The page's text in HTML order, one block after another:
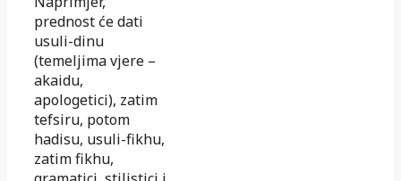
prednost će dati
usuli-dinu
(temeljima vjere –
akaidu,
apologetici), zatim
tefsiru, potom
hadisu, usuli-fikhu,
zatim fikhu,